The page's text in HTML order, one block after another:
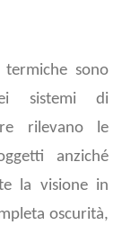
sono
sistemi di
rilevano le
anziché
la visione in
oscurità,